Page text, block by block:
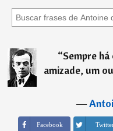
“Sempre
amizade, um
―
Facebook